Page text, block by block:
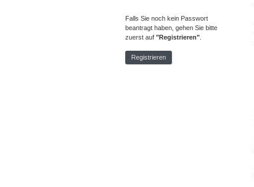
Falls Sie noch kein Passwort
beantragt haben, gehen Sie bitte
zuerst auf "Registrieren"
Registrieren